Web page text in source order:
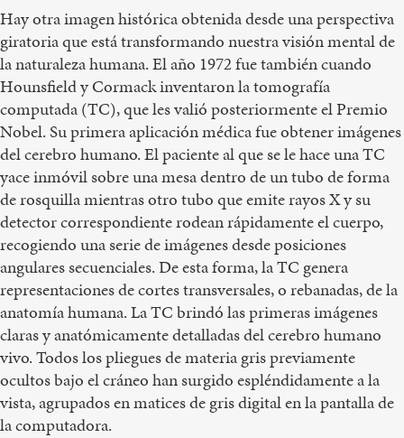
Hay otra imagen histórica obtenida desde una perspectiva
giratoria que está transformando nuestra visión mental de
la naturaleza humana. El año 1972 fue también cuando
Hounsfield y Cormack inventaron la tomografía
computada (TC), que les valió posteriormente el Premio
Nobel. Su primera aplicación médica fue obtener imágenes
del cerebro humano. El paciente al que se le hace una TC
yace inmóvil sobre una mesa dentro de un tubo de forma
de rosquilla mientras otro tubo que emite rayos X y su
detector correspondiente rodean rápidamente el cuerpo,
recogiendo una serie de imágenes desde posiciones
angulares secuenciales. De esta forma, la TC genera
representaciones de cortes transversales, o rebanadas, de la
anatomía humana. La TC brindó las primeras imágenes
claras y anatómicamente detalladas del cerebro humano
vivo. Todos los pliegues de materia gris previamente
ocultos bajo el cráneo han surgido espléndidamente a la
vista, agrupados en matices de gris digital en la pantalla de
la computadora.